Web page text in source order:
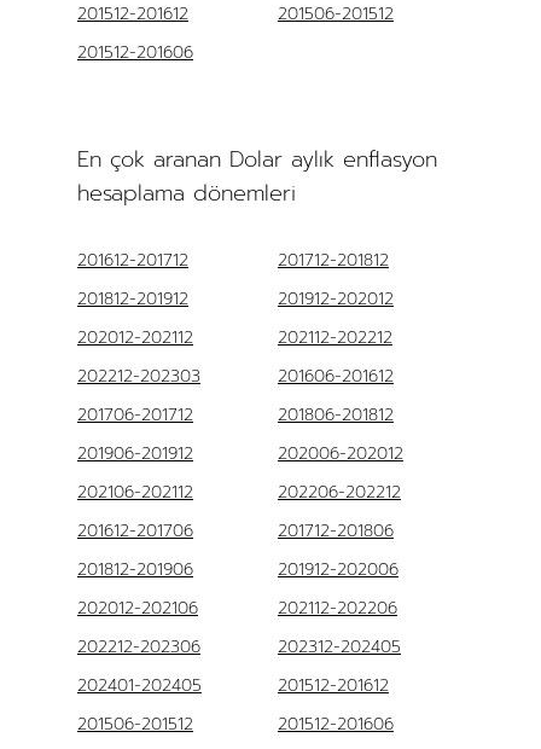
201512-201612
201506-201512
201512-201606
En çok aranan Dolar aylık enflasyon
hesaplama dönemleri
201612-201712
201712-201812
201812-201912
201912-202012
202012-202112
202112-202212
202212-202303
201606-201612
201706-201712
201806-201812
201906-201912
202006-202012
202106-202112
202206-202212
201612-201706
201712-201806
201812-201906
201912-202006
202012-202106
202112-202206
202212-202306
202312-202405
202401-202405
201512-201612
201506-201512
201512-201606